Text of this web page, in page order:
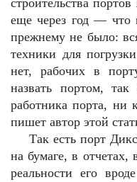
строительства
еще через год — что
прежнему не было:
техники для
нет, рабочих в
назвать портом,
работника порта, ни
пишет автор этой
Так есть порт
на бумаге, в
реальности его